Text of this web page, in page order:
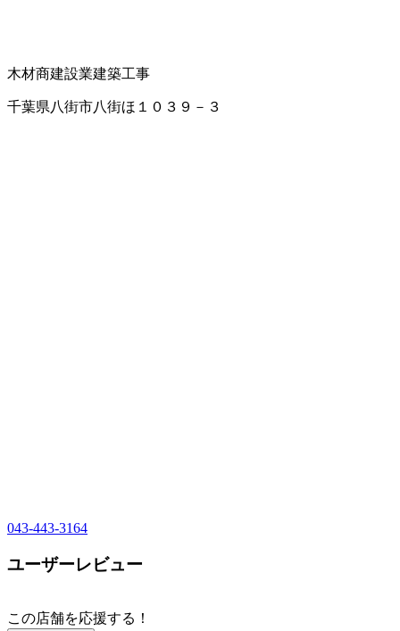
木材商建設業建築工事
千葉県八街市八街ほ１０３９－３
043-443-3164
ユーザーレビュー
この店舗を応援する！